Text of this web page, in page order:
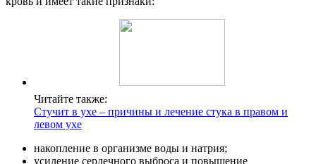
Читайте также:
Стучит в ухе – причины и лечение стука в правом и
левом ухе
накопление в организме воды и натрия;
усиление сердечного выброса и повышение